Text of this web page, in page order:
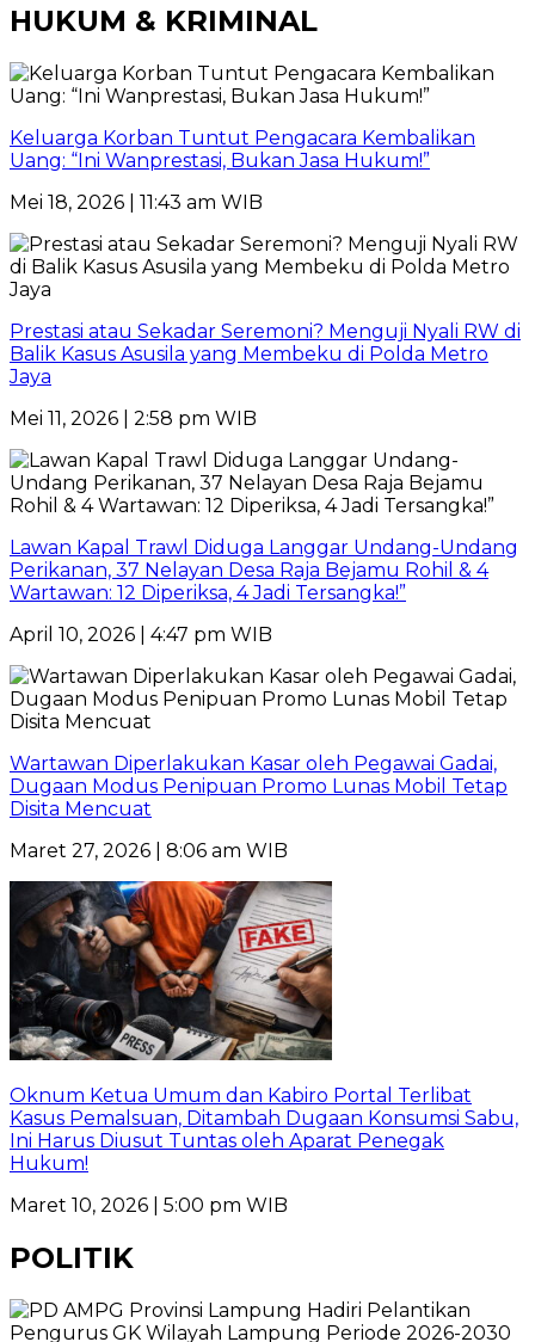
HUKUM & KRIMINAL
Keluarga Korban Tuntut Pengacara Kembalikan
Uang: “Ini Wanprestasi, Bukan Jasa Hukum!”
Mei 18, 2026 | 11:43 am WIB
Prestasi atau Sekadar Seremoni? Menguji Nyali RW di
Balik Kasus Asusila yang Membeku di Polda Metro
Jaya
Mei 11, 2026 | 2:58 pm WIB
Lawan Kapal Trawl Diduga Langgar Undang-Undang
Perikanan, 37 Nelayan Desa Raja Bejamu Rohil & 4
Wartawan: 12 Diperiksa, 4 Jadi Tersangka!”
April 10, 2026 | 4:47 pm WIB
Wartawan Diperlakukan Kasar oleh Pegawai Gadai,
Dugaan Modus Penipuan Promo Lunas Mobil Tetap
Disita Mencuat
Maret 27, 2026 | 8:06 am WIB
Oknum Ketua Umum dan Kabiro Portal Terlibat
Kasus Pemalsuan, Ditambah Dugaan Konsumsi Sabu,
Ini Harus Diusut Tuntas oleh Aparat Penegak
Hukum!
Maret 10, 2026 | 5:00 pm WIB
POLITIK